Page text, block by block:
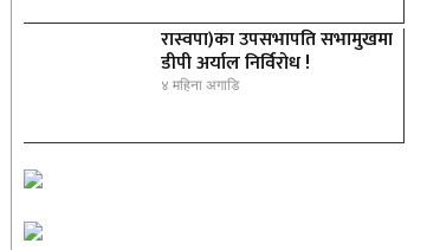
रास्वपा)का उपसभापति सभामुखमा
डीपी अर्याल निर्विरोध !
४ महिना अगाडि